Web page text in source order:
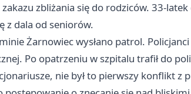
zakazu zbliżania się do rodziców. 33-
z dala od seniorów.
Żarnowiec wysłano patrol.
Po opatrzeniu w szpitalu trafił do
nie był to pierwszy konflikt z